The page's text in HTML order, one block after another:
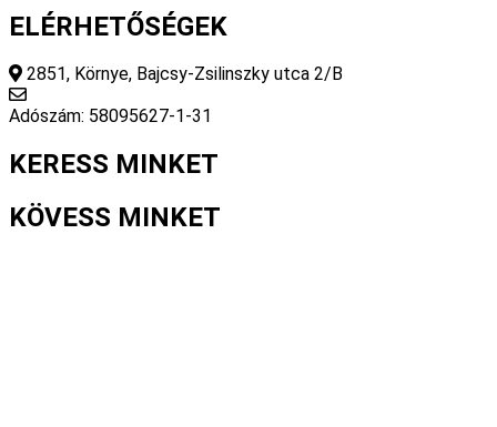
ELÉRHETŐSÉGEK
2851, Környe, Bajcsy-Zsilinszky utca 2/B
Adószám: 58095627-1-31
KERESS MINKET
KÖVESS MINKET